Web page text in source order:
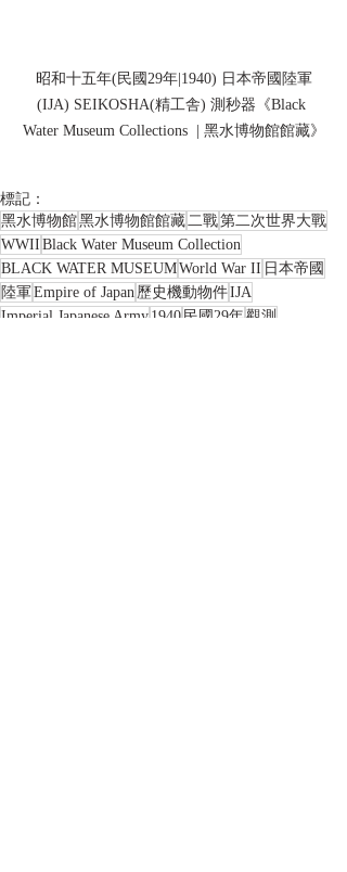
昭和十五年(民國29年|1940) 日本帝國陸軍
(IJA) SEIKOSHA(精工舎) 測秒器《Black
Water Museum Collections  | 黑水博物館館藏》
標記：
黑水博物館黑水博物館館藏二戰第二次世界大戰
WWII Black Water Museum Collection
BLACK WATER MUSEUMWorld War II 日本帝國
陸軍Empire of Japan 歷史機動物件IJA
Imperial Japanese Army 1940 民國29年 觀測